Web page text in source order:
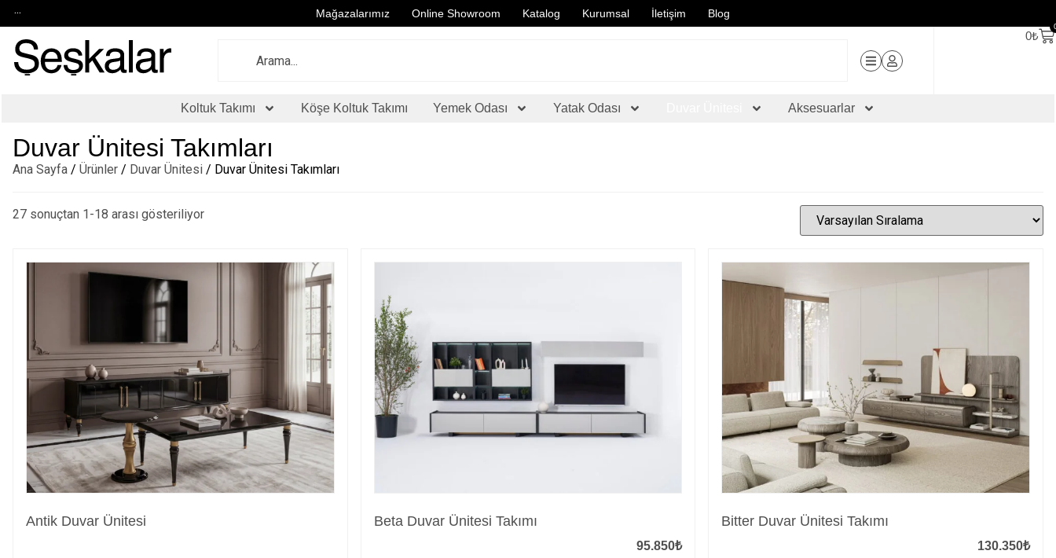
... Mağazalarımız Online Showroom Katalog Kurumsal İletişim Blog
0₺
Koltuk Takımı Köşe Koltuk Takımı Yemek Odası Yatak Odası Aksesuarlar
Duvar Ünitesi Takımları
Ana Sayfa / Ürünler / Duvar Ünitesi / Duvar Ünitesi Takımları
27 sonuçtan 1-18 arası gösteriliyor
Antik Duvar Ünitesi Beta Duvar Ünitesi Takımı
95.850₺
Bitter Duvar Ünitesi Takımı
130.350₺